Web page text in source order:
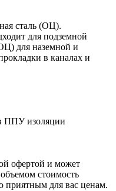
сталь (ОЦ).
для подземной
для наземной и
в каналах и
ППУ изоляции
офертой и может
стоимость
приятным для вас ценам.